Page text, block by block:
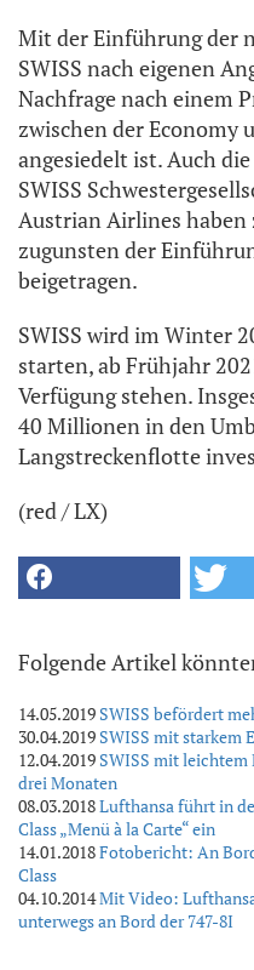
Mit der Einführung der
SWISS nach eigenen
Nachfrage nach einem
zwischen der Economy
angesiedelt ist. Auch
SWISS
Austrian Airlines haben
zugunsten der
beigetragen.
SWISS wird im Winter
starten, ab Frühjahr
Verfügung stehen.
40 Millionen in den
Langstreckenflotte
(red / LX)
Folgende Artikel
14.05.2019 SWISS befördert
30.04.2019 SWISS mit starkem
12.04.2019 SWISS mit leichtem
drei Monaten
08.03.2018Lufthansa führt in
Class „Menü à la Carte“ ein
14.01.2018Fotobericht: An
Class
04.10.2014Mit Video:
unterwegs an Bord der 747-8I